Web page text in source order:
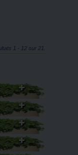
1 - 12 sur 21.